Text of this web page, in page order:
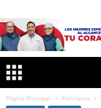
Página Principal Policiacas